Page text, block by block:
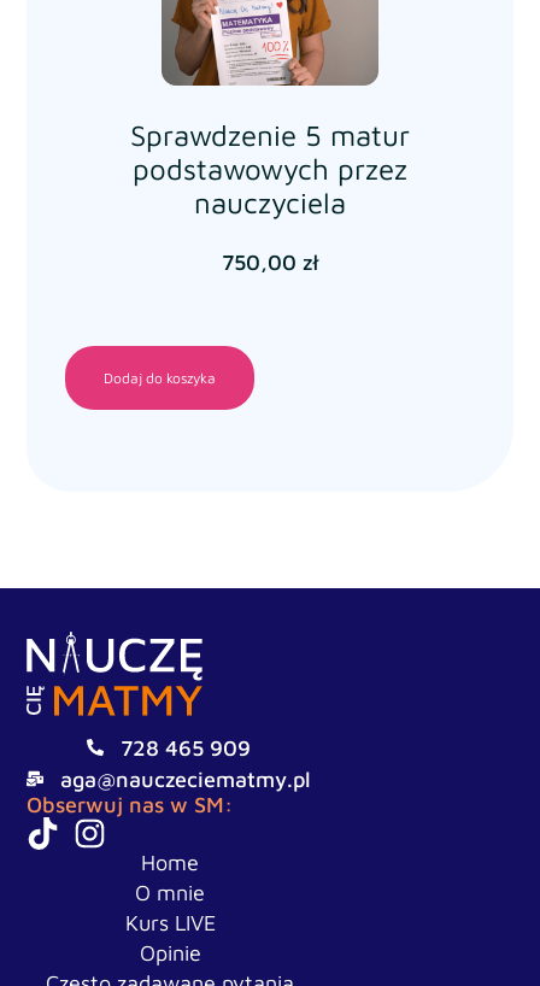
Sprawdzenie 5 matur
podstawowych przez
nauczyciela
750,00 zł
Dodaj do koszyka
728 465 909
aga@nauczeciematmy.pl
Obserwuj nas w SM:
Home
O mnie
Kurs LIVE
Opinie